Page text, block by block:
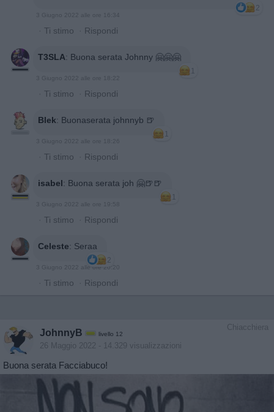
2
3 Giugno 2022 alle ore 16:34
· Ti stimo · Rispondi
T3SLA: Buona serata Johnny 🤗🤗🤗
1
3 Giugno 2022 alle ore 18:22
· Ti stimo · Rispondi
Blek: Buonaserata johnnyb 🍺
1
3 Giugno 2022 alle ore 18:26
· Ti stimo · Rispondi
isabel: Buona serata joh 🤗🍺🍺
1
3 Giugno 2022 alle ore 19:58
· Ti stimo · Rispondi
Celeste: Seraa
2
3 Giugno 2022 alle ore 20:20
· Ti stimo · Rispondi
Chiacchiera
JohnnyB livello 12
26 Maggio 2022 - 14.329 visualizzazioni
Buona serata Facciabuco!